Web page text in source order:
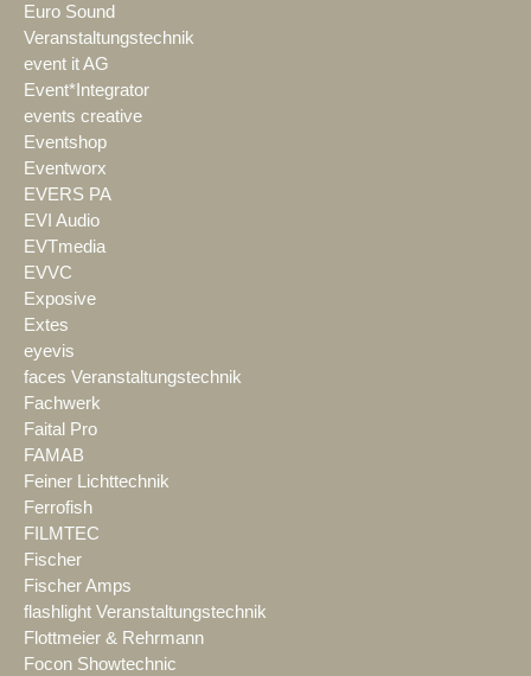
Euro Sound
Veranstaltungstechnik
event it AG
Event*Integrator
events creative
Eventshop
Eventworx
EVERS PA
EVI Audio
EVTmedia
EVVC
Exposive
Extes
eyevis
faces Veranstaltungstechnik
Fachwerk
Faital Pro
FAMAB
Feiner Lichttechnik
Ferrofish
FILMTEC
Fischer
Fischer Amps
flashlight Veranstaltungstechnik
Flottmeier & Rehrmann
Focon Showtechnic